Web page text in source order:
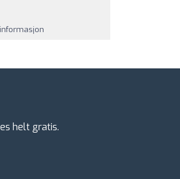
helt gratis.